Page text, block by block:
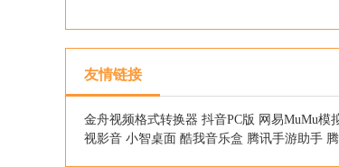
友情链接
金舟视频格式转换器 抖音PC版 网易MuMu模
视影音 小智桌面 酷我音乐盒 腾讯手游助手